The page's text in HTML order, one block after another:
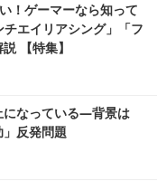
！ゲーマーなら知って
エイリアシング」「フ
【特集】
になっている―背景は
」反発問題